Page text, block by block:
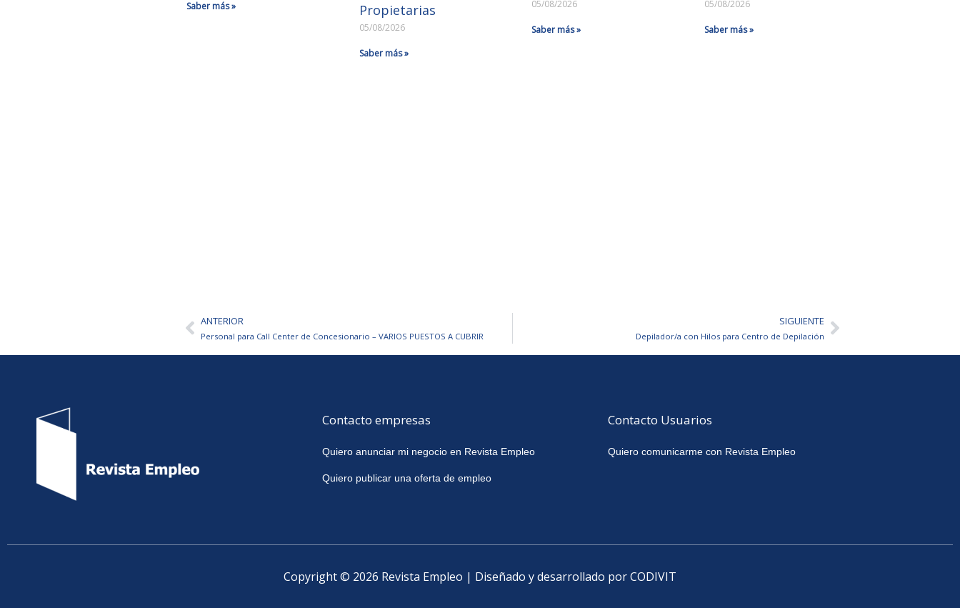
Saber más »
Propietarias
05/08/2026
Saber más »
05/08/2026
Saber más »
05/08/2026
Saber más »
AntANTERIOR
Personal para Call Center de Concesionario – VARIOS PUESTOS A CUBRIR
SIGUIENTE
Depilador/a con Hilos para Centro de DepilaciónSiguiente
Contacto empresas
Quiero anunciar mi negocio en Revista Empleo
Quiero publicar una oferta de empleo
Contacto Usuarios
Quiero comunicarme con Revista Empleo
Copyright © 2026 Revista Empleo | Diseñado y desarrollado por CODIVIT